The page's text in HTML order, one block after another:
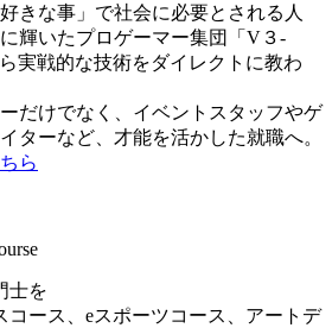
きな事」で社会に必要とされる人
輝いたプロゲーマー集団「V３-
実戦的な技術をダイレクトに教わ
だけでなく、イベントスタッフやゲ
ターなど、才能を活かした就職へ。
ら
士を
コース、eスポーツコース、アートデ